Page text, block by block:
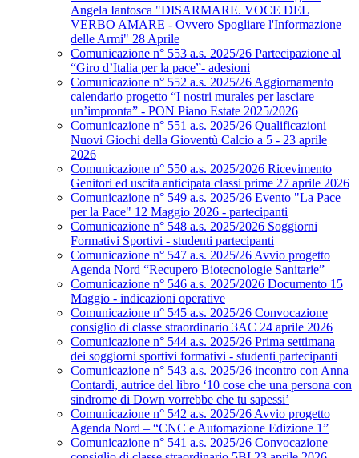
Angela Iantosca "DISARMARE. VOCE DEL
VERBO AMARE - Ovvero Spogliare l'Informazione
delle Armi" 28 Aprile
Comunicazione n° 553 a.s. 2025/26 Partecipazione al
“Giro d’Italia per la pace”- adesioni
Comunicazione n° 552 a.s. 2025/26 Aggiornamento
calendario progetto “I nostri murales per lasciare
un’impronta” - PON Piano Estate 2025/2026
Comunicazione n° 551 a.s. 2025/26 Qualificazioni
Nuovi Giochi della Gioventù Calcio a 5 - 23 aprile
2026
Comunicazione n° 550 a.s. 2025/2026 Ricevimento
Genitori ed uscita anticipata classi prime 27 aprile 2026
Comunicazione n° 549 a.s. 2025/26 Evento "La Pace
per la Pace" 12 Maggio 2026 - partecipanti
Comunicazione n° 548 a.s. 2025/2026 Soggiorni
Formativi Sportivi - studenti partecipanti
Comunicazione n° 547 a.s. 2025/26 Avvio progetto
Agenda Nord “Recupero Biotecnologie Sanitarie”
Comunicazione n° 546 a.s. 2025/2026 Documento 15
Maggio - indicazioni operative
Comunicazione n° 545 a.s. 2025/26 Convocazione
consiglio di classe straordinario 3AC 24 aprile 2026
Comunicazione n° 544 a.s. 2025/26 Prima settimana
dei soggiorni sportivi formativi - studenti partecipanti
Comunicazione n° 543 a.s. 2025/26 incontro con Anna
Contardi, autrice del libro ‘10 cose che una persona con
sindrome di Down vorrebbe che tu sapessi’
Comunicazione n° 542 a.s. 2025/26 Avvio progetto
Agenda Nord – “CNC e Automazione Edizione 1”
Comunicazione n° 541 a.s. 2025/26 Convocazione